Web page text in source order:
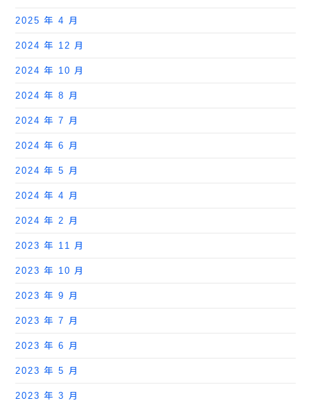
2025 年 4 月
2024 年 12 月
2024 年 10 月
2024 年 8 月
2024 年 7 月
2024 年 6 月
2024 年 5 月
2024 年 4 月
2024 年 2 月
2023 年 11 月
2023 年 10 月
2023 年 9 月
2023 年 7 月
2023 年 6 月
2023 年 5 月
2023 年 3 月